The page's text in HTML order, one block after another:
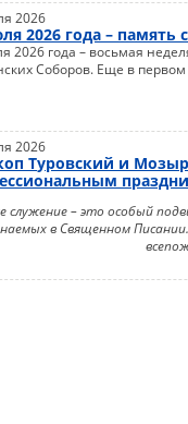
2026
2026 года –
2026 года – восьмая
Соборов. Еще в
2026
Туровский и
служение – это особый
в Священном